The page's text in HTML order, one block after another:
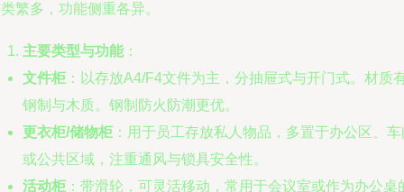
繁多，功能侧重各异。
主要类型与功能 ：
文件柜 ：以存放A4/F4文件为主，分抽屉式与开门式。材质
钢制与木质。钢制防火防潮更优。
更衣柜/储物柜 ：用于员工存放私人物品，多置于办公区、
或公共区域，注重通风与锁具安全性。
活动柜 ：带滑轮，可灵活移动，常用于会议室或作为办公桌